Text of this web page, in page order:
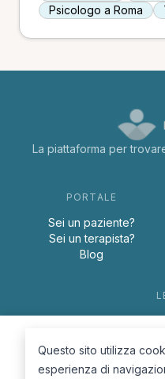
Psicologo a Roma
La piattaforma per
PORTALE
Sei un paziente?
Sei un terapista?
Blog
Questo sito utilizza
esperienza di